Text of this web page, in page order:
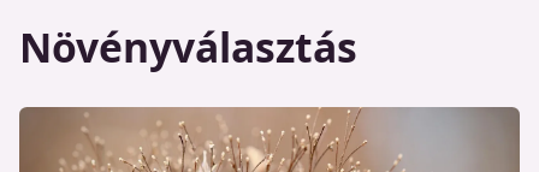
Növényválasztás